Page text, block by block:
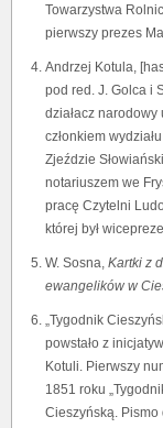
Towarzystwa
pierwszy prezes
Andrzej Kotula,
pod red. J. Golca i
działacz narodowy
członkiem
Zjeździe
notariuszem we
pracę Czytelni
której był
W. Sosna, Kartki z
ewangelików w
„Tygodnik
powstało z
Kotuli. Pierwszy
1851 roku
Cieszyńską. Pismo